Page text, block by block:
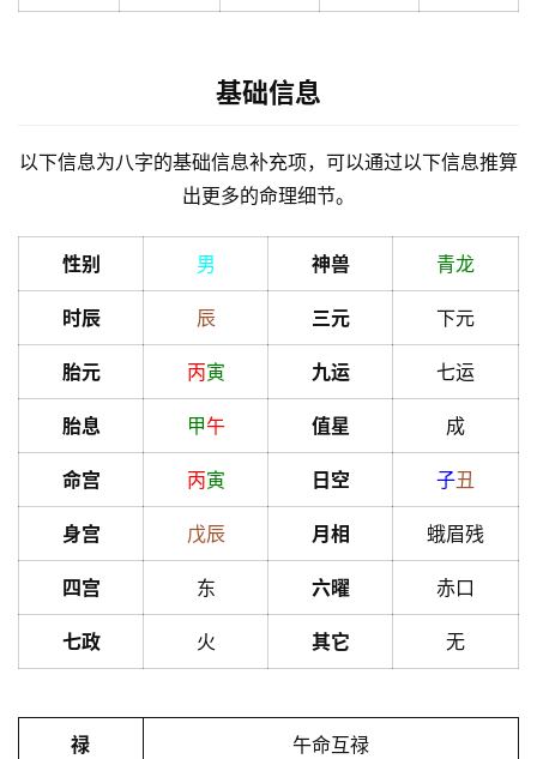
基础信息
以下信息为八字的基础信息补充项，可以通过以下信息推算
出更多的命理细节。
性别 男 神兽 青龙
时辰 辰 三元 下元
胎元 丙寅 九运 七运
胎息 甲午 值星 成
命宫 丙寅 日空 子丑
身宫 戊辰 月相 蛾眉残
四宫 东 六曜 赤口
七政 火 其它 无
禄 午命互禄